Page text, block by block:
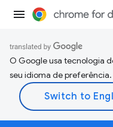
O Google usa tecnologia
seu idioma de